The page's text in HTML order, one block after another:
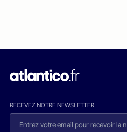
RECEVEZ NOTRE NEWSLETTER